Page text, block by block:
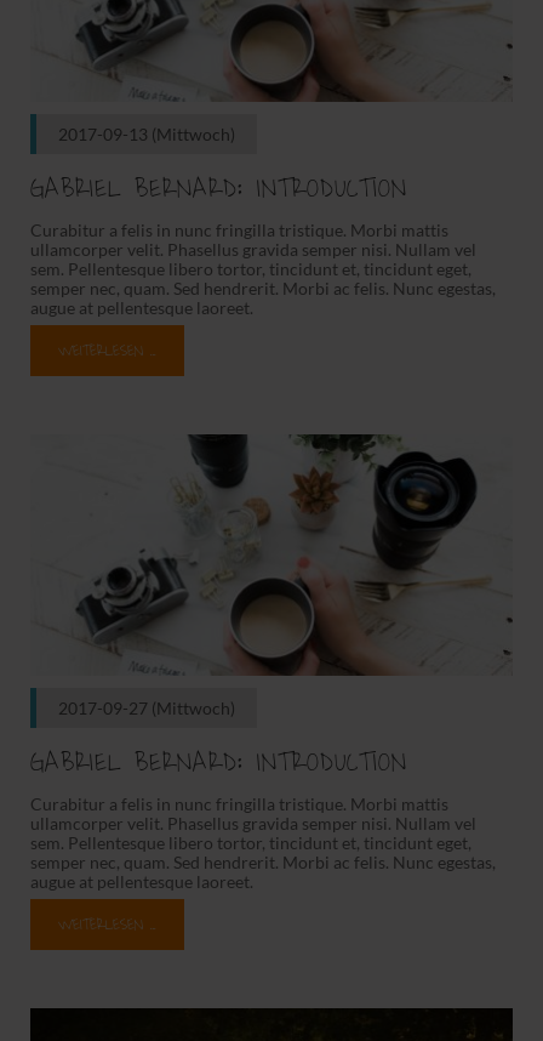
2017-09-13 (Mittwoch)
GABRIEL BERNARD: INTRODUCTION
Curabitur a felis in nunc fringilla tristique. Morbi mattis
ullamcorper velit. Phasellus gravida semper nisi. Nullam vel
sem. Pellentesque libero tortor, tincidunt et, tincidunt eget,
semper nec, quam. Sed hendrerit. Morbi ac felis. Nunc egestas,
augue at pellentesque laoreet.
WEITERLESEN …
2017-09-27 (Mittwoch)
GABRIEL BERNARD: INTRODUCTION
Curabitur a felis in nunc fringilla tristique. Morbi mattis
ullamcorper velit. Phasellus gravida semper nisi. Nullam vel
sem. Pellentesque libero tortor, tincidunt et, tincidunt eget,
semper nec, quam. Sed hendrerit. Morbi ac felis. Nunc egestas,
augue at pellentesque laoreet.
WEITERLESEN …